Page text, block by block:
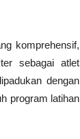
komprehensif,
sebagai atlet
dengan
program latihan